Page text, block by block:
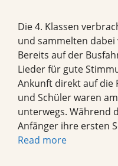
Die 4. Klassen
und sammelten
Bereits auf der
Lieder für gute
Ankunft direkt auf die
und Schüler waren
unterwegs. Während
Anfänger ihre ersten
Read more